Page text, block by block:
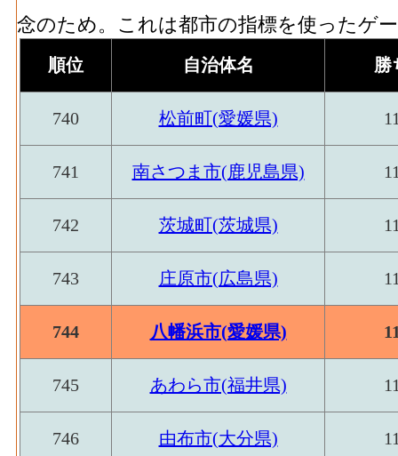
念のため。これは都市の指標を使ったゲ
順位 自治体名 勝
740 松前町(愛媛県)
741 南さつま市(鹿児島県)
742 茨城町(茨城県)
743 庄原市(広島県)
744 八幡浜市(愛媛県)
745 あわら市(福井県)
746 由布市(大分県)